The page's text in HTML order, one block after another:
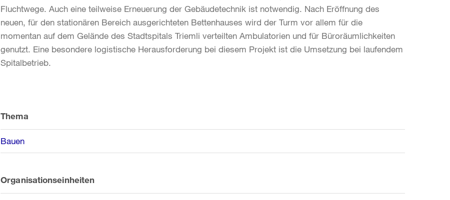
Fluchtwege. Auch eine teilweise Erneuerung der Gebäudetechnik ist notwendig. Nach Eröffnung des
neuen, für den stationären Bereich ausgerichteten Bettenhauses wird der Turm vor allem für die
momentan auf dem Gelände des Stadtspitals Triemli verteilten Ambulatorien und für Büroräumlichkeiten
genutzt. Eine besondere logistische Herausforderung bei diesem Projekt ist die Umsetzung bei laufendem
Spitalbetrieb.
Informationen
Thema
Bauen
Organisationseinheiten